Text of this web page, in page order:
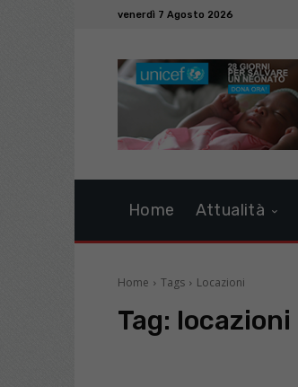
venerdì 7 Agosto 2026
Home Attualità
Home Tags Locazioni
Tag: locazioni